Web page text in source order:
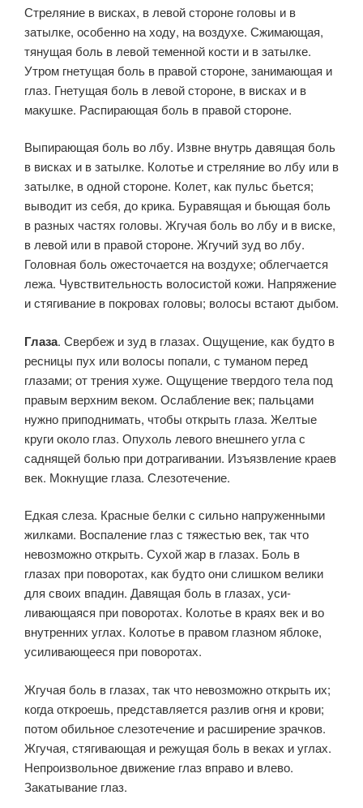
Стреляние в висках, в левой стороне головы и в
затылке, особенно на ходу, на воздухе. Сжимающая,
тянущая боль в левой теменной кости и в за­тылке.
Утром гнетущая боль в правой стороне, занимающая и
глаз. Гнетущая боль в левой стороне, в висках и в
макушке. Распирающая боль в правой стороне.
Выпирающая боль во лбу. Извне внутрь да­вящая боль
в висках и в затылке. Колотье и стреляние во лбу или в
затылке, в одной стороне. Колет, как пульс бьется;
выводит из себя, до крика. Буравящая и бьющая боль
в разных частях головы. Жгучая боль во лбу и в виске,
в левой или в правой стороне. Жгучий зуд во лбу.
Головная боль ожесточается на воздухе; облегчается
лежа. Чув­ствительность волосистой кожи. Напряжение
и стягивание в покро­вах головы; волосы встают дыбом.
Глаза. Свербеж и зуд в глазах. Ощущение, как будто в
ресницы пух или волосы попали, с туманом перед
глазами; от трения хуже. Ощущение твердого тела под
правым верхним веком. Ослабление век; пальцами
нужно приподнимать, чтобы открыть глаза. Желтые
круги около глаз. Опухоль левого внешнего угла с
саднящей болью при дотрагивании. Изъязвление краев
век. Мокнущие глаза. Слезо­течение.
Едкая слеза. Красные белки с сильно напруженными
жил­ками. Воспаление глаз с тяжестью век, так что
невозможно от­крыть. Сухой жар в глазах. Боль в
глазах при поворотах, как будто они слишком велики
для своих впадин. Давящая боль в глазах, уси­
ливающаяся при поворотах. Колотье в краях век и во
внутренних углах. Колотье в правом глазном яблоке,
усиливающееся при пово­ротах.
Жгучая боль в глазах, так что невозможно открыть их;
когда откроешь, представляется разлив огня и крови;
потом обильное сле­зотечение и расширение зрачков.
Жгучая, стягивающая и режущая боль в веках и углах.
Непроизвольное движение глаз вправо и влево.
Закатывание глаз.